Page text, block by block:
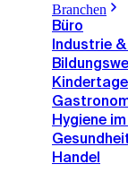
Branchen
Büro
Industrie
Hygiene
Handel